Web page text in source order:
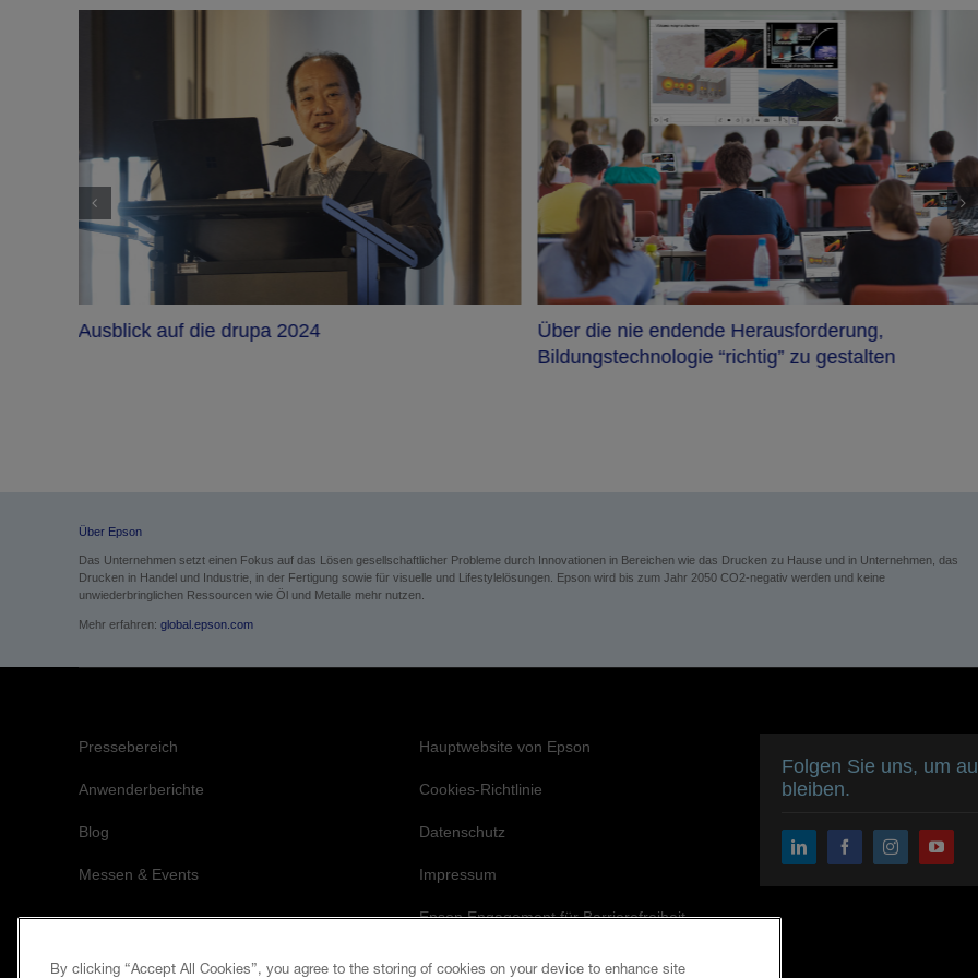
Ausblick auf die drupa 2024
Über die nie endende Herausforderung,
Bildungstechnologie “richtig” zu gestalten
Über Epson
Das Unternehmen setzt einen Fokus auf das Lösen gesellschaftlicher Probleme durch Innovationen in Bereichen wie das Drucken zu Hause und in Unternehmen, das
Drucken in Handel und Industrie, in der Fertigung sowie für visuelle und Lifestylelösungen. Epson wird bis zum Jahr 2050 CO2-negativ werden und keine
unwiederbringlichen Ressourcen wie Öl und Metalle mehr nutzen.
Mehr erfahren: global.epson.com
Pressebereich
Anwenderberichte
Blog
Messen & Events
Hauptwebsite von Epson
Cookies-Richtlinie
Datenschutz
Impressum
Epson Engagement für Barrierefreiheit
Folgen Sie uns, um
bleiben.
By clicking “Accept All Cookies”, you agree to the storing of cookies on your device to enhance site